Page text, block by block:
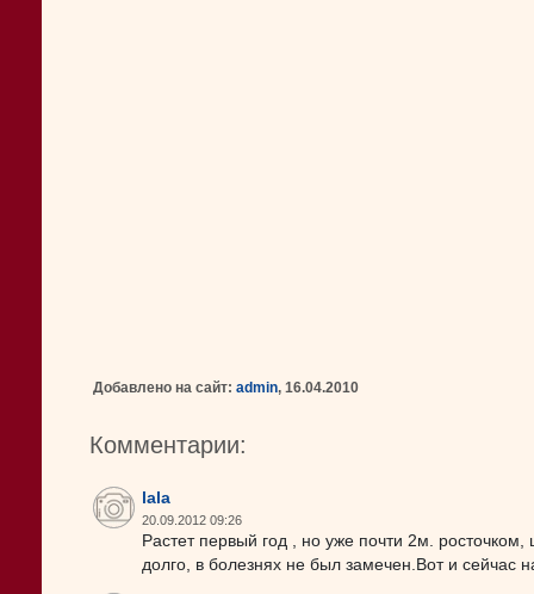
Добавлено на сайт: admin, 16.04.2010
Комментарии:
lala
20.09.2012 09:26
Растет первый год , но уже почти 2м. росточком,
долго, в болезнях не был замечен.Вот и сейчас